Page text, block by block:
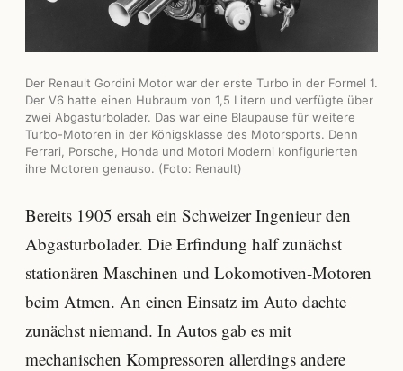
Der Renault Gordini Motor war der erste Turbo in der Formel 1.
Der V6 hatte einen Hubraum von 1,5 Litern und verfügte über
zwei Abgasturbolader. Das war eine Blaupause für weitere
Turbo-Motoren in der Königsklasse des Motorsports. Denn
Ferrari, Porsche, Honda und Motori Moderni konfigurierten
ihre Motoren genauso. (Foto: Renault)
Bereits 1905 ersah ein Schweizer Ingenieur den
Abgasturbolader. Die Erfindung half zunächst
stationären Maschinen und Lokomotiven-Motoren
beim Atmen. An einen Einsatz im Auto dachte
zunächst niemand. In Autos gab es mit
mechanischen Kompressoren allerdings andere